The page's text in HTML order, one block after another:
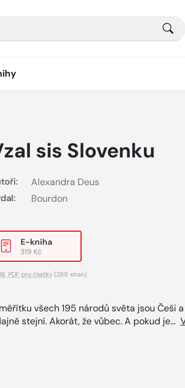
sis Slovenku
Alexandra Deus
Bourdon
E-kniha
319 Kč
PDF pro čtečky(288 stran)
všech 195 národů světa jsou Češi
stejní. Akorát, že vůbec. A pokud je...